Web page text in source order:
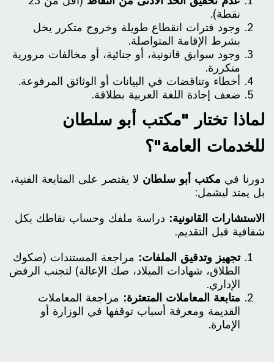
نقطة).
وجود فترات انقطاع طويلة وخروج متكرر يخل
بشرط الإقامة المتواصلة.
وجود سوابق قانونية، أو جنائية، أو مخالفات مرورية
متكررة.
أخطاء وتناقضات في البيانات أو الوثائق المرفوعة.
ضعف إجادة اللغة العربية بطلاقة.
لماذا تختار "مكتب أبو سلطان
للخدمات العامة"؟
دورنا في مكتب أبو سلطان لا يقتصر على المتابعة الفنية،
بل يمتد ليشمل:
الاستشارات القانونية: دراسة ملفك وحساب نقاطك بكل
شفافية قبل التقديم.
تجهيز وتدقيق الملفات: مراجعة المستندات (صكوك
الطلاق، شهادات الميلاد، صك الإعالة) لتجنب الرفض
الإداري.
متابعة المعاملات المتعثرة: مراجعة المعاملات
القديمة ومعرفة أسباب توقفها في الوزارة أو
الإمارة.